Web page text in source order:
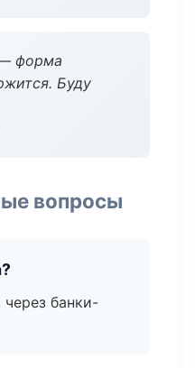
форма
Буду
вопросы
банки-